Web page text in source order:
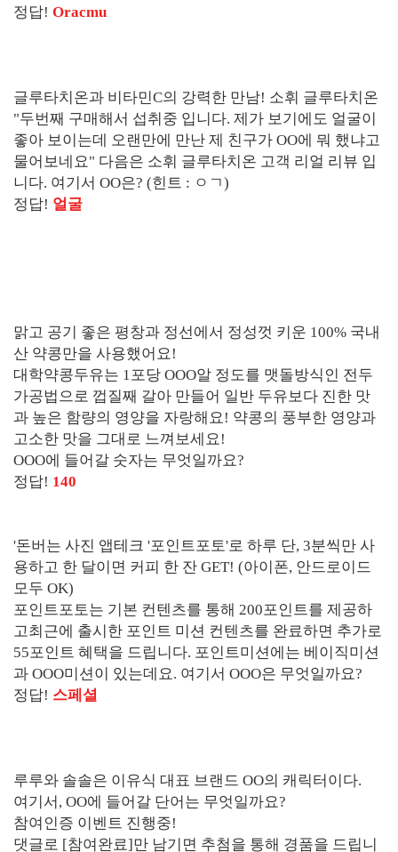
정답! Oracmu
글루타치온과 비타민C의 강력한 만남! 소휘 글루타치온
"두번째 구매해서 섭취중 입니다. 제가 보기에도 얼굴이
좋아 보이는데 오랜만에 만난 제 친구가 OO에 뭐 했냐고
물어보네요" 다음은 소휘 글루타치온 고객 리얼 리뷰 입
니다. 여기서 OO은? (힌트 : ㅇㄱ)
정답! 얼굴
맑고 공기 좋은 평창과 정선에서 정성껏 키운 100% 국내
산 약콩만을 사용했어요!
대학약콩두유는 1포당 OOO알 정도를 맷돌방식인 전두
가공법으로 껍질째 갈아 만들어 일반 두유보다 진한 맛
과 높은 함량의 영양을 자랑해요! 약콩의 풍부한 영양과
고소한 맛을 그대로 느껴보세요!
OOO에 들어갈 숫자는 무엇일까요?
정답! 140
'돈버는 사진 앱테크 '포인트포토'로 하루 단, 3분씩만 사
용하고 한 달이면 커피 한 잔 GET! (아이폰, 안드로이드
모두 OK)
포인트포토는 기본 컨텐츠를 통해 200포인트를 제공하
고최근에 출시한 포인트 미션 컨텐츠를 완료하면 추가로
55포인트 혜택을 드립니다. 포인트미션에는 베이직미션
과 OOO미션이 있는데요. 여기서 OOO은 무엇일까요?
정답! 스페셜
루루와 솔솔은 이유식 대표 브랜드 OO의 캐릭터이다.
여기서, OO에 들어갈 단어는 무엇일까요?
참여인증 이벤트 진행중!
댓글로 [참여완료]만 남기면 추첨을 통해 경품을 드립니